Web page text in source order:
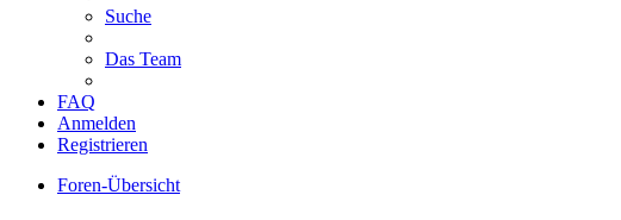
Suche
Das Team
FAQ
Anmelden
Registrieren
Foren-Übersicht